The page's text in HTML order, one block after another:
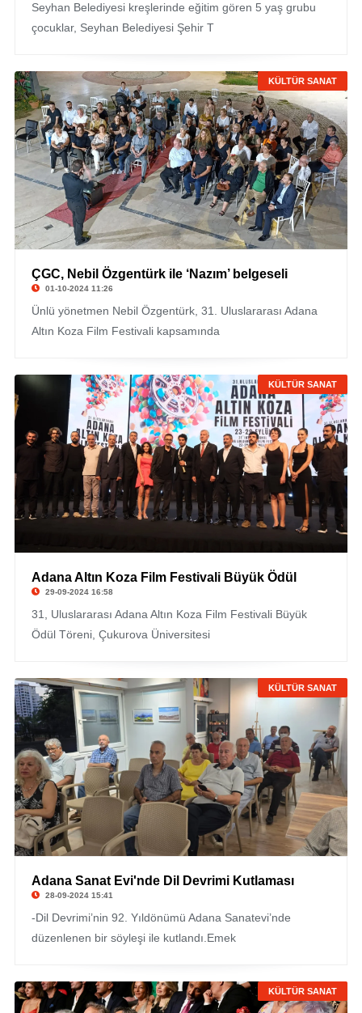
Seyhan Belediyesi kreşlerinde eğitim gören 5 yaş grubu
çocuklar, Seyhan Belediyesi Şehir T
KÜLTÜR SANAT
ÇGC, Nebil Özgentürk ile ‘Nazım’ belgeseli
01-10-2024 11:26
Ünlü yönetmen Nebil Özgentürk, 31. Uluslararası Adana
Altın Koza Film Festivali kapsamında
KÜLTÜR SANAT
Adana Altın Koza Film Festivali Büyük Ödül
29-09-2024 16:58
31, Uluslararası Adana Altın Koza Film Festivali Büyük
Ödül Töreni, Çukurova Üniversitesi
KÜLTÜR SANAT
Adana Sanat Evi'nde Dil Devrimi Kutlaması
28-09-2024 15:41
-Dil Devrimi’nin 92. Yıldönümü Adana Sanatevi’nde
düzenlenen bir söyleşi ile kutlandı.Emek
KÜLTÜR SANAT